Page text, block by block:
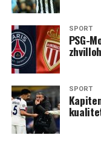
SPORT
​PSG-
SPORT